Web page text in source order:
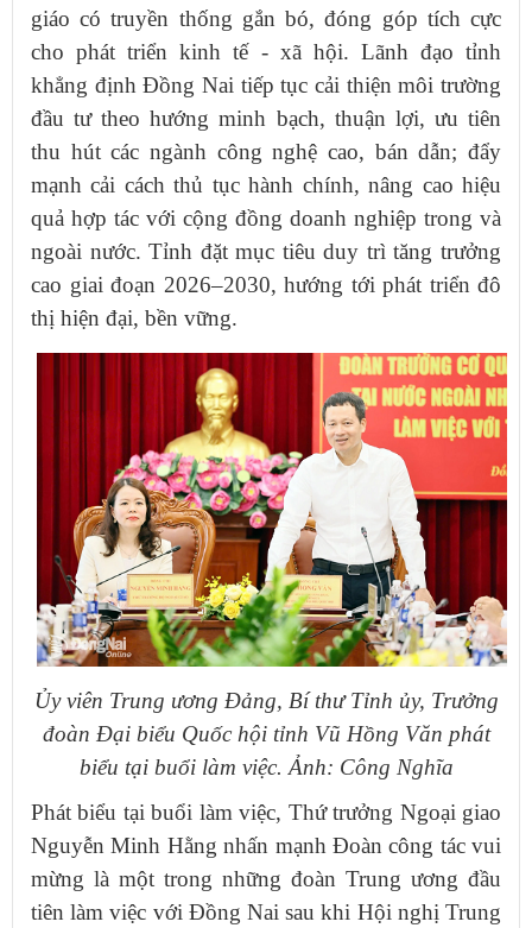
giáo có truyền thống gắn bó, đóng góp tích cực
cho phát triển kinh tế - xã hội. Lãnh đạo tỉnh
khẳng định Đồng Nai tiếp tục cải thiện môi trường
đầu tư theo hướng minh bạch, thuận lợi, ưu tiên
thu hút các ngành công nghệ cao, bán dẫn; đẩy
mạnh cải cách thủ tục hành chính, nâng cao hiệu
quả hợp tác với cộng đồng doanh nghiệp trong và
ngoài nước. Tỉnh đặt mục tiêu duy trì tăng trưởng
cao giai đoạn 2026–2030, hướng tới phát triển đô
thị hiện đại, bền vững.
Ủy viên Trung ương Đảng, Bí thư Tỉnh ủy, Trưởng
đoàn Đại biểu Quốc hội tỉnh Vũ Hồng Văn phát
biểu tại buổi làm việc. Ảnh: Công Nghĩa
Phát biểu tại buổi làm việc, Thứ trưởng Ngoại giao
Nguyễn Minh Hằng nhấn mạnh Đoàn công tác vui
mừng là một trong những đoàn Trung ương đầu
tiên làm việc với Đồng Nai sau khi Hội nghị Trung